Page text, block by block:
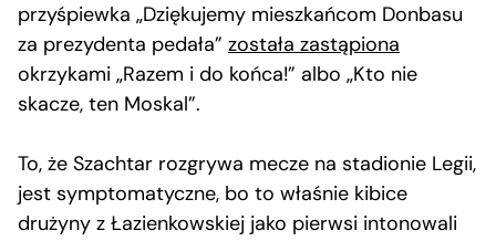
przyśpiewka „Dziękujemy mieszkańcom Donbasu
za prezydenta pedała” została zastąpiona
okrzykami „Razem i do końca!” albo „Kto nie
skacze, ten Moskal”.
To, że Szachtar rozgrywa mecze na stadionie Legii,
jest symptomatyczne, bo to właśnie kibice
drużyny z Łazienkowskiej jako pierwsi intonowali